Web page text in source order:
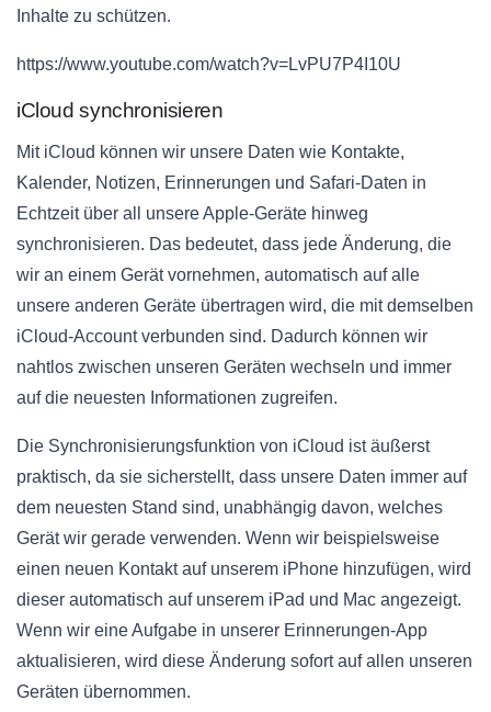
Inhalte zu schützen.
https://www.youtube.com/watch?v=LvPU7P4I10U
iCloud synchronisieren
Mit iCloud können wir unsere Daten wie Kontakte,
Kalender, Notizen, Erinnerungen und Safari-Daten in
Echtzeit über all unsere Apple-Geräte hinweg
synchronisieren. Das bedeutet, dass jede Änderung, die
wir an einem Gerät vornehmen, automatisch auf alle
unsere anderen Geräte übertragen wird, die mit demselben
iCloud-Account verbunden sind. Dadurch können wir
nahtlos zwischen unseren Geräten wechseln und immer
auf die neuesten Informationen zugreifen.
Die Synchronisierungsfunktion von iCloud ist äußerst
praktisch, da sie sicherstellt, dass unsere Daten immer auf
dem neuesten Stand sind, unabhängig davon, welches
Gerät wir gerade verwenden. Wenn wir beispielsweise
einen neuen Kontakt auf unserem iPhone hinzufügen, wird
dieser automatisch auf unserem iPad und Mac angezeigt.
Wenn wir eine Aufgabe in unserer Erinnerungen-App
aktualisieren, wird diese Änderung sofort auf allen unseren
Geräten übernommen.